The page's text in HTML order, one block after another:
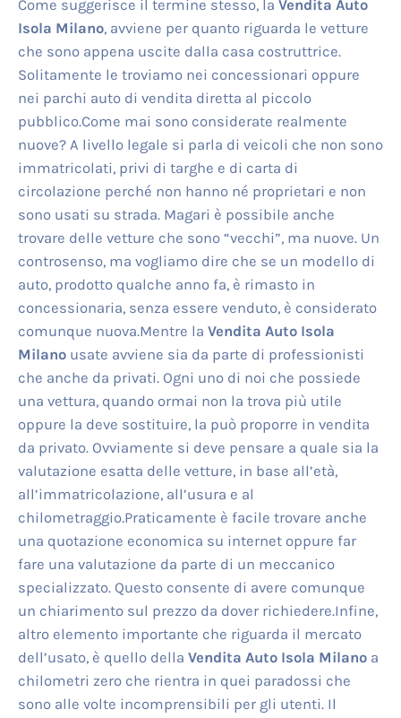
Come suggerisce il termine stesso, la Vendita Auto
Isola Milano, avviene per quanto riguarda le vetture
che sono appena uscite dalla casa costruttrice.
Solitamente le troviamo nei concessionari oppure
nei parchi auto di vendita diretta al piccolo
pubblico.Come mai sono considerate realmente
nuove? A livello legale si parla di veicoli che non sono
immatricolati, privi di targhe e di carta di
circolazione perché non hanno né proprietari e non
sono usati su strada. Magari è possibile anche
trovare delle vetture che sono “vecchi”, ma nuove. Un
controsenso, ma vogliamo dire che se un modello di
auto, prodotto qualche anno fa, è rimasto in
concessionaria, senza essere venduto, è considerato
comunque nuova.Mentre la Vendita Auto Isola
Milanousate avviene sia da parte di professionisti
che anche da privati. Ogni uno di noi che possiede
una vettura, quando ormai non la trova più utile
oppure la deve sostituire, la può proporre in vendita
da privato. Ovviamente si deve pensare a quale sia la
valutazione esatta delle vetture, in base all’età,
all’immatricolazione, all’usura e al
chilometraggio.Praticamente è facile trovare anche
una quotazione economica su internet oppure far
fare una valutazione da parte di un meccanico
specializzato. Questo consente di avere comunque
un chiarimento sul prezzo da dover richiedere.Infine,
altro elemento importante che riguarda il mercato
dell’usato, è quello della Vendita Auto Isola Milanoa
chilometri zero che rientra in quei paradossi che
sono alle volte incomprensibili per gli utenti. Il